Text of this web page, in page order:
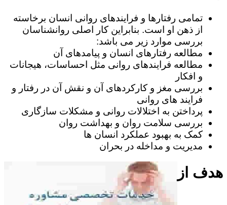
تمامی رفتارها و فرایندهای روانی انسان برخاسته
از ذهن او است. بنابراین کار اصلی روانشناسان
بررسی موارد زیر می باشد:
مطالعه رفتارهای انسان و پیامدهای آن
مطالعه فرایندهای روانی مثل احساسات، هیجانات
و افکار
بررسی مغز و کارکردهای آن و نقش آن در رفتار و
فرایند های روانی
پرداختن به اختلالات روانی و مشکلات سازگاری
بررسی سلامت روان و بهداشت روان
کمک به بهبود عملکرد انسان ها
مدیریت و مداخله در بحران
هدف از